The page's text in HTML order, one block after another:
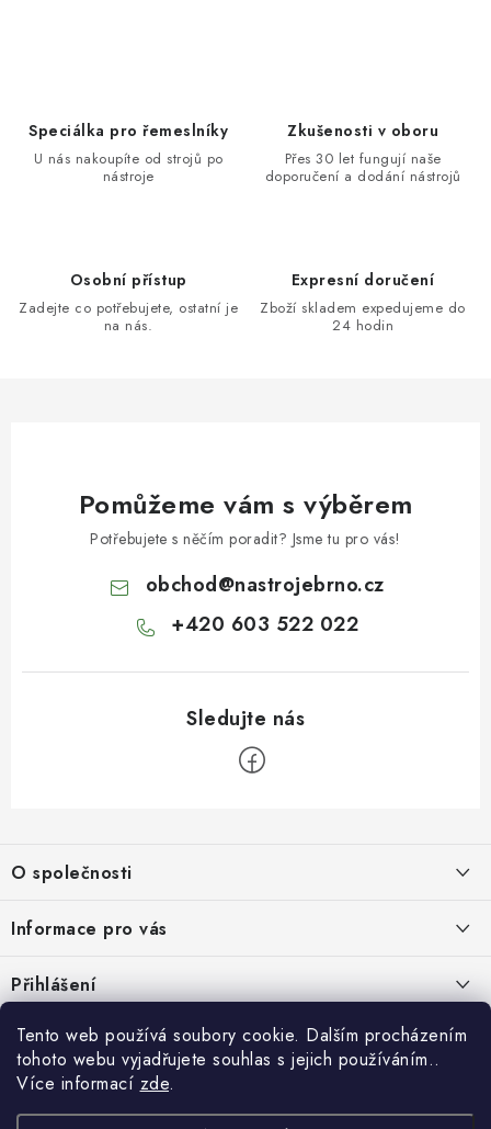
Tento web používá soubory cookie. Dalším procházením
tohoto webu vyjadřujete souhlas s jejich používáním..
Více informací zde.
Speciálka pro řemeslníky
U nás nakoupíte od strojů po
nástroje
Zkušenosti v oboru
Přes 30 let fungují naše
doporučení a dodání nástrojů
Osobní přístup
Zadejte co potřebujete, ostatní je
na nás.
Expresní doručení
Zboží skladem expedujeme do
24 hodin
Pomůžeme vám s výběrem
Potřebujete s něčím poradit? Jsme tu pro vás!
obchod@nastrojebrno.cz
+420 603 522 022
p
a
O společnosti
O nás
Recenze zákazníků
Novinky, návody, blog
Sponzorujeme
Informace pro vás
Obchodní podmínky
Doprava
Způsoby platby
Přihlášení
Přijímáme online platby